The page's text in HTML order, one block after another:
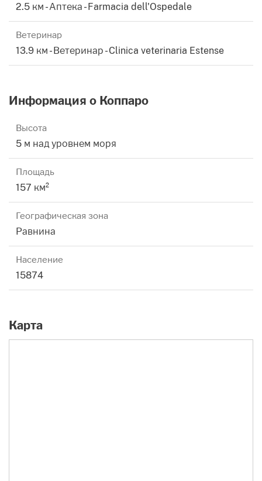
2.5 км - Аптека - Farmacia dell'Ospedale
Ветеринар
13.9 км - Ветеринар - Clinica veterinaria Estense
Информация о Коппаро
Высота
5 м над уровнем моря
Площадь
157 км²
Географическая зона
Равнина
Население
15874
Карта